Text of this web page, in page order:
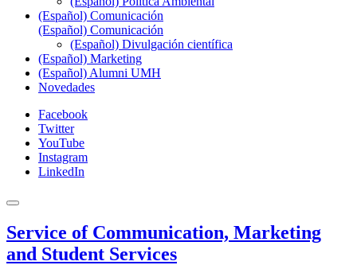
(Español) Comunicación
(Español) Comunicación
(Español) Divulgación científica
(Español) Marketing
(Español) Alumni UMH
Novedades
Facebook
Twitter
YouTube
Instagram
LinkedIn
Service of Communication, Marketing
and Student Services